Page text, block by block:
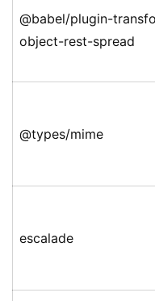
@babel/plugin-
object-rest-spread
@types/mime
escalade